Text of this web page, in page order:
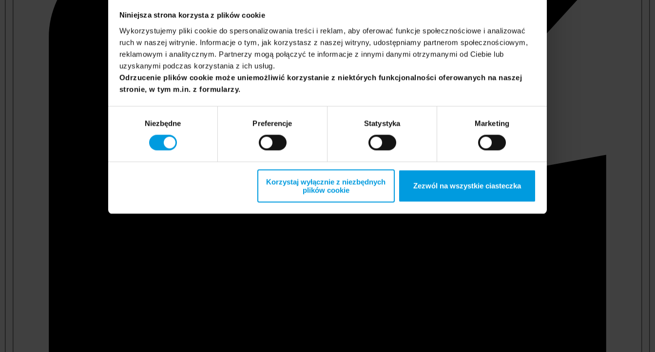
Niniejsza strona korzysta z plików cookie
Wykorzystujemy pliki cookie do spersonalizowania treści i reklam, aby oferować funkcje społecznościowe i analizować
ruch w naszej witrynie. Informacje o tym, jak korzystasz z naszej witryny, udostępniamy partnerom społecznościowym,
reklamowym i analitycznym. Partnerzy mogą połączyć te informacje z innymi danymi otrzymanymi od Ciebie lub
uzyskanymi podczas korzystania z ich usług.
Odrzucenie plików cookie może uniemożliwić korzystanie z niektórych funkcjonalności oferowanych na naszej
stronie, w tym m.in. z formularzy.
Niezbędne Preferencje Statystyka Marketing
Korzystaj wyłącznie z niezbędnych
plików cookie
Zezwól na wszystkie ciasteczka